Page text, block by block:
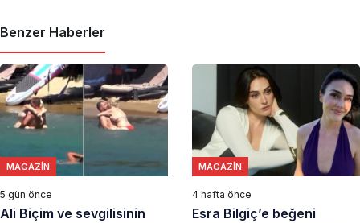
Benzer Haberler
MAGAZIN
5 gün önce
Ali Biçim ve sevgilisinin
MAGAZIN
4 hafta önce
Esra Bilgiç’e beğeni